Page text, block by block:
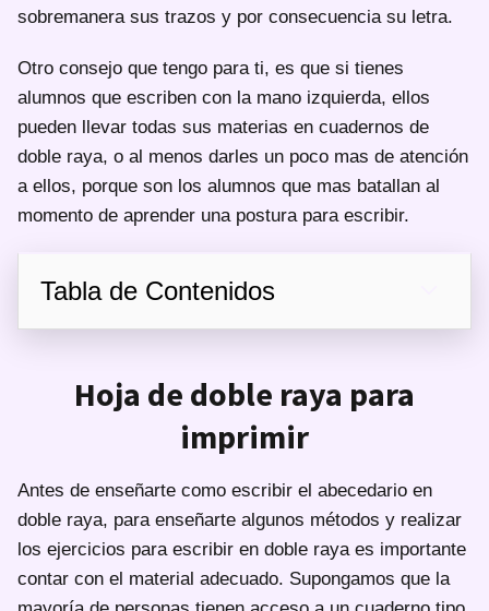
sobremanera sus trazos y por consecuencia su letra.
Otro consejo que tengo para ti, es que si tienes
alumnos que escriben con la mano izquierda, ellos
pueden llevar todas sus materias en cuadernos de
doble raya, o al menos darles un poco mas de atención
a ellos, porque son los alumnos que mas batallan al
momento de aprender una postura para escribir.
Tabla de Contenidos
Hoja de doble raya para
imprimir
Antes de enseñarte como escribir el abecedario en
doble raya, para enseñarte algunos métodos y realizar
los ejercicios para escribir en doble raya es importante
contar con el material adecuado. Supongamos que la